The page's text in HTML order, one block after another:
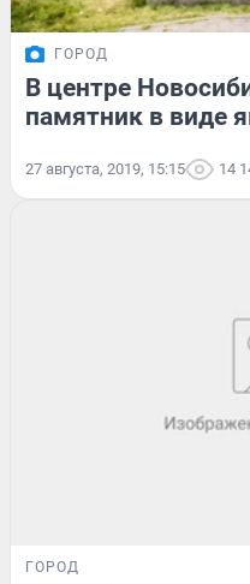
ГОРОД
В центре
памятник в виде
27 августа, 2019, 15:15 14
ГОРОД